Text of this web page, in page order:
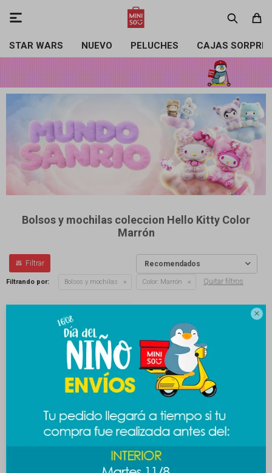

STAR WARS NUEVO PELUCHES CAJAS

Bolsos y mochilas coleccion Hello Kitty Color
Marrón
Recomendados
Filtrando por: Bolsos y mochilas Color: Marrón Quitar filtros
Monedero animal print